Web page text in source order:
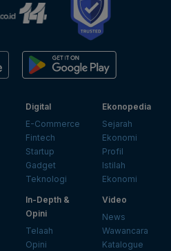
Digital
E-Commerce
Fintech
Startup
Gadget
Teknologi
Ekonopedia
Sejarah
Ekonomi
Profil
Istilah
Ekonomi
In-Depth &
Opini
Telaah
Opini
Video
News
Wawancara
Katalogue